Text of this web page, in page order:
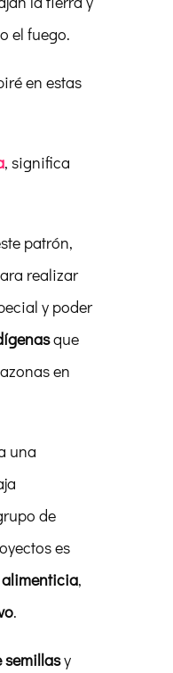
el fuego.
en estas
, significa
patrón,
realizar
y poder
que
en
una
de
es
,
.
semillasy